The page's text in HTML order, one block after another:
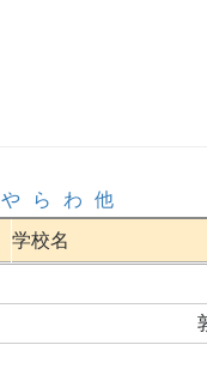
や ら わ
他
学校名